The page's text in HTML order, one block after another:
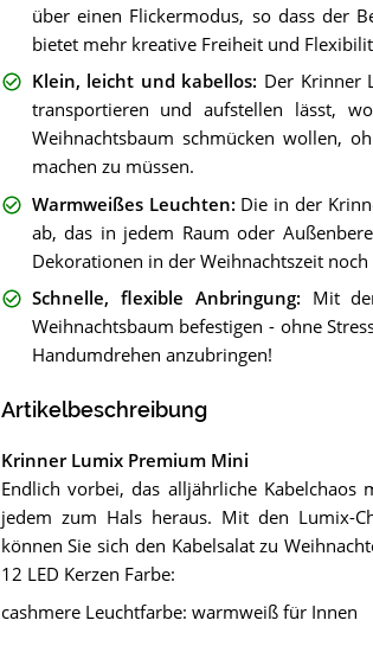
über einen Flickermodus, so dass der
bietet mehr kreative Freiheit und
Klein, leicht und kabellos: Der Krinner
transportieren und aufstellen lässt,
Weihnachtsbaum schmücken wollen,
machen zu müssen.
Warmweißes Leuchten: Die in der
ab, das in jedem Raum oder
Dekorationen in der Weihnachtszeit
Schnelle, flexible Anbringung: Mit
Weihnachtsbaum befestigen - ohne
Handumdrehen anzubringen!
Artikelbeschreibung
Krinner Lumix Premium Mini
Endlich vorbei, das alljährliche
jedem zum Hals heraus. Mit den Lumix-
können Sie sich den Kabelsalat zu
12 LED Kerzen Farbe:
cashmere Leuchtfarbe: warmweiß für Innen